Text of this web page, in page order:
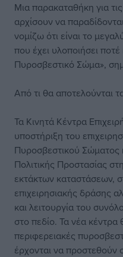
Μια παρακαταθήκη για
αρχίσουν να
νομίζω ότι είναι το
που έχει υλοποιήσει
Πυροσβεστικό Σώμα»,
Από τι θα αποτελούνται
Τα Κινητά Κέντρα
υποστήριξη του
Πυροσβεστικού Σώματος
Πολιτικής Προστασίας
εκτάκτων καταστάσεων,
επιχειρησιακής δράσης
και λειτουργία του
στο πεδίο. Τα νέα κέντρα
περιφερειακές
έρχονται να προστεθούν